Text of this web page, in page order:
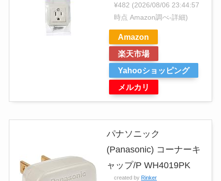
¥482 (2026/08/06 23:44:57
時点 Amazon調べ-詳細)
Amazon
楽天市場
Yahooショッピング
メルカリ
パナソニック
(Panasonic) コーナーキ
ャップ/P WH4019PK
created by Rinker